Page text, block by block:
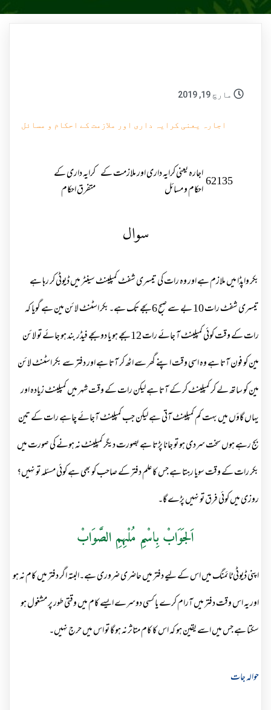
مارچ 19, 2019
اجارہ یعنی کرایہ داری اور ملازمت کے احکام و مسائل
62135اجارہ یعنی کرایہ داری اور ملازمت کے
احکام و مسائل
کرایہ داری کے
متفرق احکام
سوال
بکر واپڈا میں ملازم ہے اور وہ رات کی تیسری شفٹ کمپلینٹ سینٹر میں ڈیوٹی کر رہا ہے
تیسری شفٹ رات 10 بے سے صبح 6 بجے تک ہے۔بکر اسٹنٹ لائن مین ہے گویا کہ
رات کے وقت کوئی کمپلینٹ آ جائے رات 12 بجے ہو یا دو بجے فیڈر بند ہو جائے تو لائن
مین کو فون آتا ہے وہ اسی وقت اپنے گھر سے اٹھ کر آتا ہے اور دفتر سے بکر اسٹنٹ لائن
مین کو ساتھ لے کر کمپلینٹ کر کے آتا ہے لیکن رات کے وقت شہر میں کمپلینٹ زیادہ اور
یہاں گاؤں میں بہت کم کمپلینٹ آتی ہے لیکن جب کمپلینٹ آجائے چاہے رات کے تین
بج رہے ہوں سخت سردی ہو تو جانا پڑتا ہے بصورت دیگر کمپلینٹ نہ ہونے کی صورت میں
بکر رات کے وقت سویا رہتا ہے جس کا علم دفتر کے صاحب کو بھی ہے کوئی مسئلہ تو نہیں؟
روزی میں کوئی فرق تو نہیں پڑے گا۔
اَلجَوَابْ بِاسْمِ مُلْہِمِ الصَّوَابْ
اپنی ڈیوٹی ٹائمنگ میں اس کے لیے دفتر میں حاضری ضروری ہے۔البتہ اگر دفتر میں کام نہ ہو
اور یہ اس وقت دفتر میں آرام کرے یا کسی دوسرے ایسے کام میں وقتی طور پر مشغول ہو
سکتا ہے جس میں اسے یقین ہو کہ اس کا کام متاثر نہ ہو گا تو اس میں حرج نہیں۔
حوالہ جات